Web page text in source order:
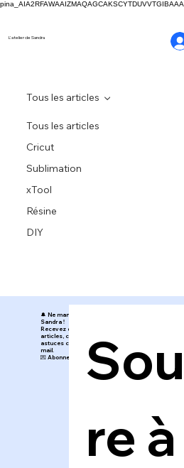
L'atelier de Sandra
🔔 Ne manquez rien de l’Atelier de
Sandra !
Recevez directement mes nouveaux
articles, conseils, inspirations et
astuces créatives dans votre boîte
mail.
💌 Abonnez-vous au blog en un clic !
re
Tous les articles
Cricut
Sublimation
xTool
Résine
DIY
Tous les articles